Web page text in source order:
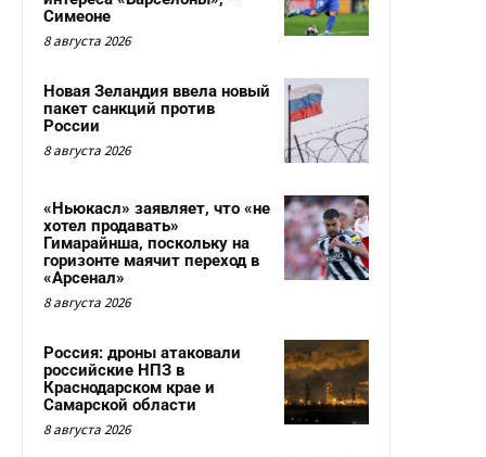
Симеоне
8 августа 2026
Новая Зеландия ввела новый
пакет санкций против
России
8 августа 2026
«Ньюкасл» заявляет, что «не
хотел продавать»
Гимарайнша, поскольку на
горизонте маячит переход в
«Арсенал»
8 августа 2026
Россия: дроны атаковали
российские НПЗ в
Краснодарском крае и
Самарской области
8 августа 2026